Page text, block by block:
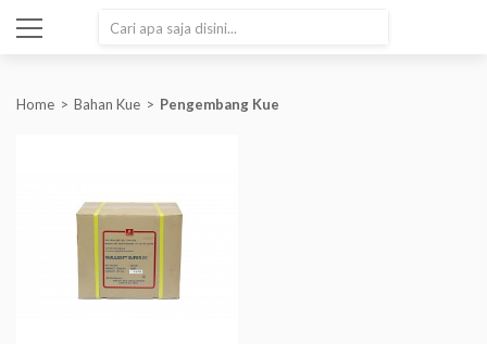
Home Bahan Kue Pengembang Kue